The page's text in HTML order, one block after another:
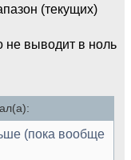
(текущих)
не выводит в ноль
(пока вообще